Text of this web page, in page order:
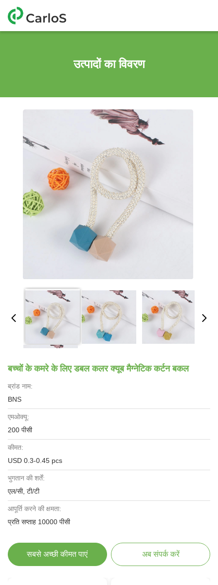
उत्पादों का विवरण
बच्चों के कमरे के लिए डबल कलर क्यूब मैग्नेटिक कर्टन बकल
ब्रांड नाम:
BNS
एमओक्यू:
200 पीसी
कीमत:
USD 0.3-0.45 pcs
भुगतान की शर्तें:
एल/सी, टी/टी
आपूर्ति करने की क्षमता:
प्रति सप्ताह 10000 पीसी
सबसे अच्छी कीमत पाएं अब संपर्क करें